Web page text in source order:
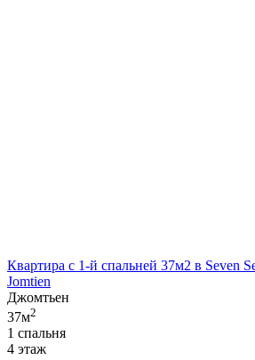
Квартира с 1-й спальней 37м2 в Seven
Jomtien
Джомтьен
37м2
1 спальня
4 этаж